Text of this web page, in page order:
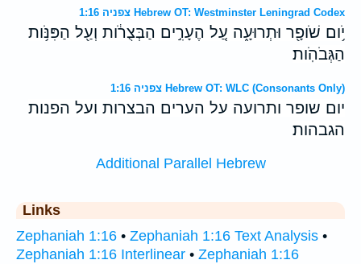
צפניה 1:16 Hebrew OT: Westminster Leningrad Codex
יֹ֥ום שֹׁופָ֖ר וּתְרוּעָ֑ה עַ֚ל הֶעָרִ֣ים הַבְּצֻרֹ֔ות וְעַ֖ל הַפִּנֹּ֥ות
הַגְּבֹהֹֽות׃
צפניה 1:16 Hebrew OT: WLC (Consonants Only)
יום שופר ותרועה על הערים הבצרות ועל הפנות
הגבהות׃
Additional Parallel Hebrew
Links
Zephaniah 1:16 • Zephaniah 1:16 Text Analysis •
Zephaniah 1:16 Interlinear • Zephaniah 1:16